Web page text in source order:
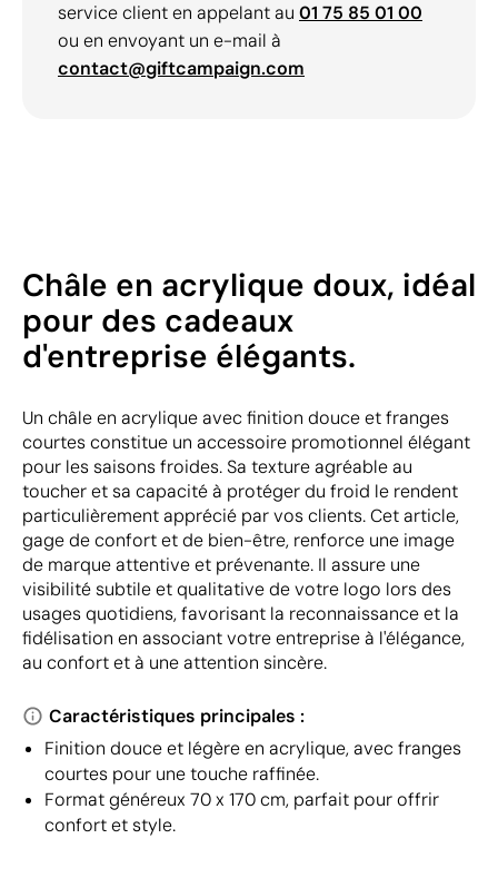
service client en appelant au 01 75 85 01 00
ou en envoyant un e-mail à
contact@giftcampaign.com
Châle en acrylique doux, idéal
pour des cadeaux
d'entreprise élégants.
Un châle en acrylique avec finition douce et franges
courtes constitue un accessoire promotionnel élégant
pour les saisons froides. Sa texture agréable au
toucher et sa capacité à protéger du froid le rendent
particulièrement apprécié par vos clients. Cet article,
gage de confort et de bien-être, renforce une image
de marque attentive et prévenante. Il assure une
visibilité subtile et qualitative de votre logo lors des
usages quotidiens, favorisant la reconnaissance et la
fidélisation en associant votre entreprise à l'élégance,
au confort et à une attention sincère.
Caractéristiques principales :
Finition douce et légère en acrylique, avec franges
courtes pour une touche raffinée.
Format généreux 70 x 170 cm, parfait pour offrir
confort et style.